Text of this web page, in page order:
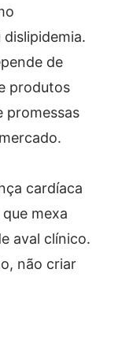
de
produtos
promessas
cardíaca
mexa
aval clínico.
não criar